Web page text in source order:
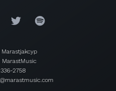
MarastMusic
2758